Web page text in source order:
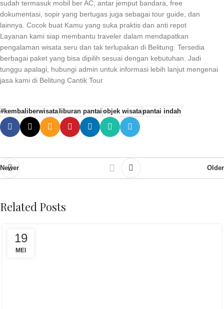
sudah termasuk mobil ber AC, antar jemput bandara, free
dokumentasi, sopir yang bertugas juga sebagai tour guide, dan
lainnya. Cocok buat Kamu yang suka praktis dan anti repot
Layanan kami siap membantu traveler dalam mendapatkan
pengalaman wisata seru dan tak terlupakan di Belitung. Tersedia
berbagai paket yang bisa dipilih sesuai dengan kebutuhan. Jadi
tunggu apalagi, hubungi admin untuk informasi lebih lanjut mengenai
jasa kami di Belitung Cantik Tour
#kembaliberwisataliburan pantai objek wisatapantai indah
Newer Older
Related Posts
19
MEI